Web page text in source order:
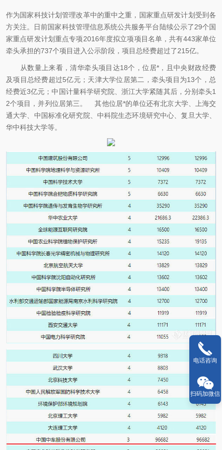
作为国家科技计划管理改革中的重中之重，国家重点研发计划受到各
方关注。日前国家科技管理信息系统公共服务平台陆续公示了29个国
家重点研发计划重点专项2016年度拟立项项目名单，共有443家单位
牵头承担的737个项目进入公示阶段，项目总经费超过了215亿。
从数量上来看，清华牵头项目达18个，位居*，且中央财政经费
及项目总经费超过5亿元；天津大学位居第二，牵头项目为13个，总
经费近3亿元；中国计量科学研究院、浙江大学紧随其后，分别牵头1
2个项目，并列位居第三。 其他位居*的单位还有北京大学、上海交
通大学、中国标准化研究院、中科院生态环境研究中心、复旦大学、
华中科技大学等。
电话咨询
扫码加微信